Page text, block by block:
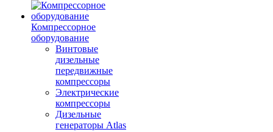
Компрессорное
оборудование
Винтовые
дизельные
передвижные
компрессоры
Электрические
компрессоры
Дизельные
генераторы Atlas